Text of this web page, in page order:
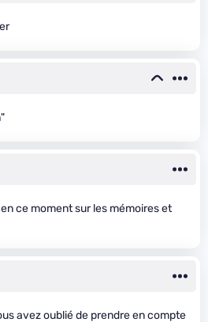
ce moment sur les mémoires et
avez oublié de prendre en compte